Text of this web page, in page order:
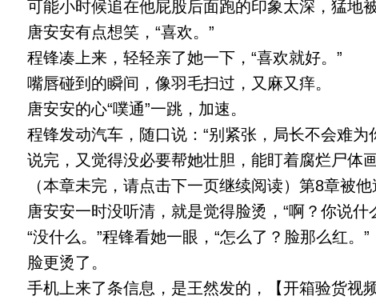
可能小时候追在他屁股后面跑的印象太深，猛地
唐安安有点想笑，“喜欢。”
程锋凑上来，轻轻亲了她一下，“喜欢就好。”
嘴唇碰到的瞬间，像羽毛扫过，又麻又痒。
唐安安的心“噗通”一跳，加速。
程锋发动汽车，随口说：“别紧张，局长不会难为
说完，又觉得没必要帮她壮胆，能盯着腐烂尸体
（本章未完，请点击下一页继续阅读）第8章被他
唐安安一时没听清，就是觉得脸烫，“啊？你说什
“没什么。”程锋看她一眼，“怎么了？脸那么红。”
脸更烫了。
手机上来了条信息，是王然发的，【开箱验货视